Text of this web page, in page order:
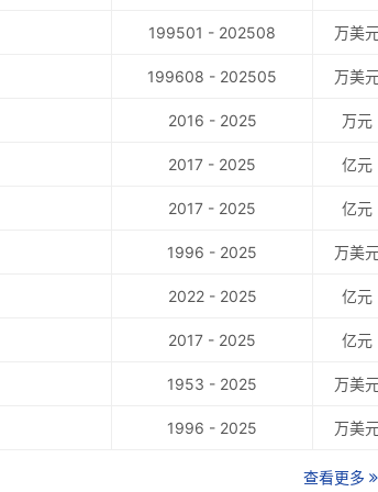
199501 - 202508 万美
199608 - 202505 万美
2016 - 2025 万元
2017 - 2025 亿元
2017 - 2025 亿元
1996 - 2025 万美
2022 - 2025 亿元
2017 - 2025 亿元
1953 - 2025 万美
1996 - 2025 万美
查看更多